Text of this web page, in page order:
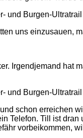
uns einzusauen,
Irgendjemand hat
schon erreichen
Telefon. Till ist
vorbeikommen,